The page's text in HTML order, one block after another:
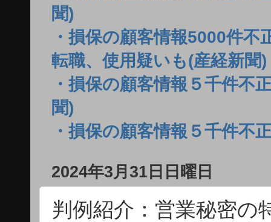
聞)
・損保の顧客情報5000件
転職、使用疑いも(産経新聞)
・損保の顧客情報５千件
聞)
・損保の顧客情報５千件不
2024年3月31日日曜日
判例紹介：営業秘密の